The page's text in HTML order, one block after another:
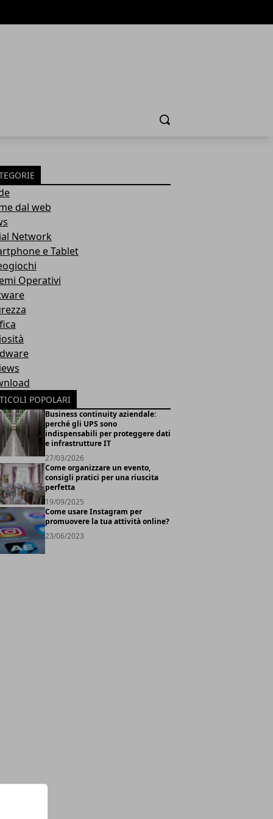
Cerca
dal web
Network
e Tablet
Operativi
POPOLARI
Business continuity aziendale:
perché gli UPS sono
indispensabili per proteggere dati
e infrastrutture IT
27/03/2026
Come organizzare un evento,
consigli pratici per una riuscita
perfetta
19/09/2025
Come usare Instagram per
promuovere la tua attività online?
23/06/2023